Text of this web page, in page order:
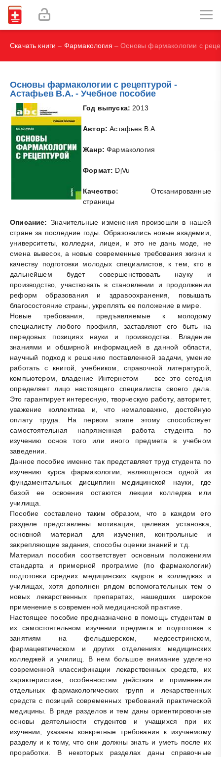
И.В., Брегель Л.В., Субботин В.М.
Фокин В. А.
Скачать книги – Фармакология – Основы фармакологии с
Основы фармакологии с рецептурой -
Астафьев В.А. - Учебное пособие
Год выпуска: 2013
Автор:Астафьев В.А.
Жанр: Фармакология
Формат: DjVu
Качество:Отсканированные
страницы
Описание: Значительные изменения произошли в нашей
стране за последние годы. Образовались новые академии,
университеты, колледжи, лицеи, и это не дань моде, не
смена вывесок, а новые современные требования жизни к
качеству подготовки молодых специалистов, к тем, кто в
дальнейшем будет совершенствовать науку и
производство, участвовать в становлении и продолжении
реформ образования и здравоохранения, повышать
благосостояние страны, укреплять ее положение в мире.
Новые требования, предъявляемые к молодому
специалисту любого профиля, заставляют его быть на
передовых позициях науки и производства. Владение
знаниями и обширной информацией в данной области,
научный подход к решению поставленной задачи, умение
работать с книгой, учебником, справочной литературой,
компьютером, владение Интернетом — все это сегодня
определяет лицо настоящего специалиста своего дела.
Это гарантирует интересную, творческую работу, авторитет,
уважение коллектива и, что немаловажно, достойную
оплату труда. На первом этапе этому способствует
самостоятельная напряженная работа студента по
изучению основ того или иного предмета в учебном
заведении.
Данное пособие именно так представляет труд студента по
изучению курса фармакологии, являющегося одной из
фундаментальных дисциплин медицинской науки, где
базой ее освоения остаются лекции колледжа или
училища.
Пособие составлено таким образом, что в каждом его
разделе представлены мотивация, целевая установка,
основной материал для изучения, контрольные и
закрепляющие задания, способы оценки знаний и т.д.
Материал пособия соответствует основным положениям
стандарта и примерной программе (по фармакологии)
подготовки средних медицинских кадров в колледжах и
училищах, хотя дополнен рядом вспомогательных тем о
новых лекарственных препаратах, нашедших широкое
применение в современной медицинской практике.
Настоящее пособие предназначено в помощь студентам в
их самостоятельном изучении предмета и подготовке к
занятиям на фельдшерском, медсестринском,
фармацевтическом и других отделениях медицинских
колледжей и училищ. В нем большое внимание уделено
современной классификации лекарственных средств, их
характеристике, особенностям действия и применения
отдельных фармакологических групп и лекарственных
средств с позиций современных требований практической
медицины. В ряде разделов и тем даны ориентировочные
основы деятельности студентов и учащихся при их
изучении, указаны конкретные требования к изучаемому
разделу и к тому, что они должны знать и уметь после их
проработки. В некоторых разделах даны справочные